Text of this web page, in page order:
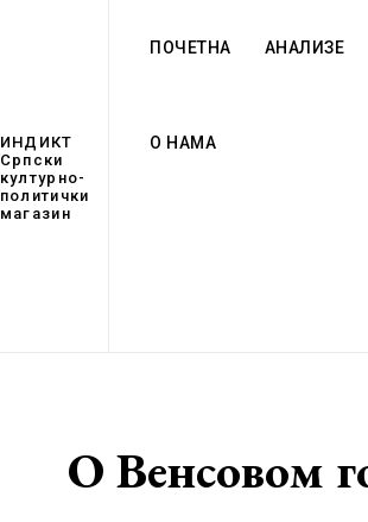
ИНДИКТ
Српски
културно-
политички
магазин
ПОЧЕТНА АНАЛИЗЕ
О НАМА
О Венсовом